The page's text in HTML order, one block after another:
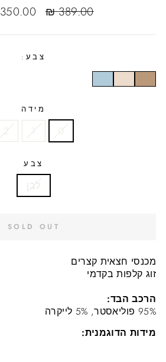
Regular
389.00 ₪
Sale
350.00 ₪
צבע:
מידה
0
1
2
צבע
לבן
SOLD OUT
מכנסי חצאית קצרים
זוג קלפות בקדמי
הרכב הבד:
95% פוליאסטר, 5% לייקרה
מידות הדוגמנית: